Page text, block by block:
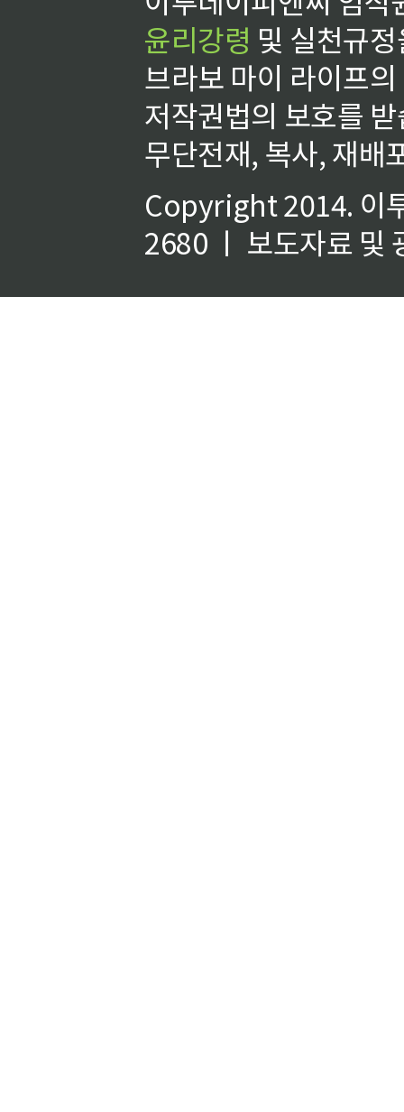
윤리강령 및 실천규
브라보 마이 라이프
저작권법의 보호를
무단전재, 복사, 재배
Copyright 2014. 이
2680 ㅣ 보도자료